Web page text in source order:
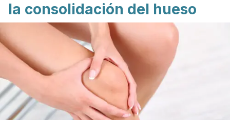
la consolidación del hueso